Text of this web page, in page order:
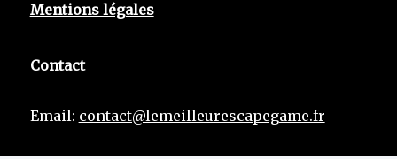
Mentions légales
Contact
Email: contact@lemeilleurescapegame.fr